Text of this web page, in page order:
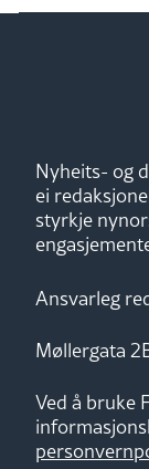
Nyheits- og
ei
styrkje
Ansvarleg
Møllergata
Ved å bruke